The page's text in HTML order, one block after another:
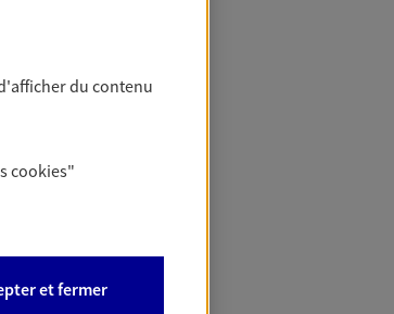
auto
ou confirmé,
auto qui
assurance auto AXA
du contenu
cookies"
et fermer